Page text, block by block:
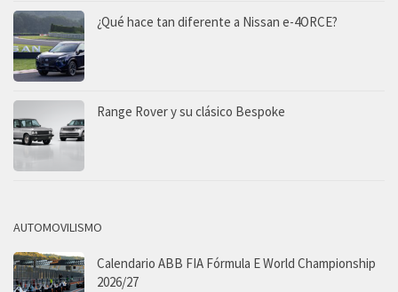
¿Qué hace tan diferente a Nissan e-4ORCE?
Range Rover y su clásico Bespoke
AUTOMOVILISMO
Calendario ABB FIA Fórmula E World Championship
2026/27